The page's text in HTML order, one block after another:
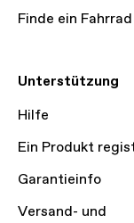
Finde ein Fahrrad
Unterstützung
Hilfe
Ein Produkt
Garantieinfo
Versand- und